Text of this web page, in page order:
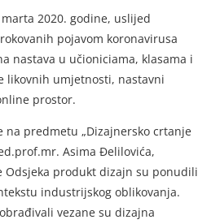
2020. godine, uslijed
pojavom koronavirusa
nastava u učioniciama, klasama i
likovnih umjetnosti, nastavni
prostor.
na predmetu „Dizajnersko crtanje
Asima Đelilovića,
produkt dizajn su ponudili
industrijskog oblikovanja.
vezane su dizajna